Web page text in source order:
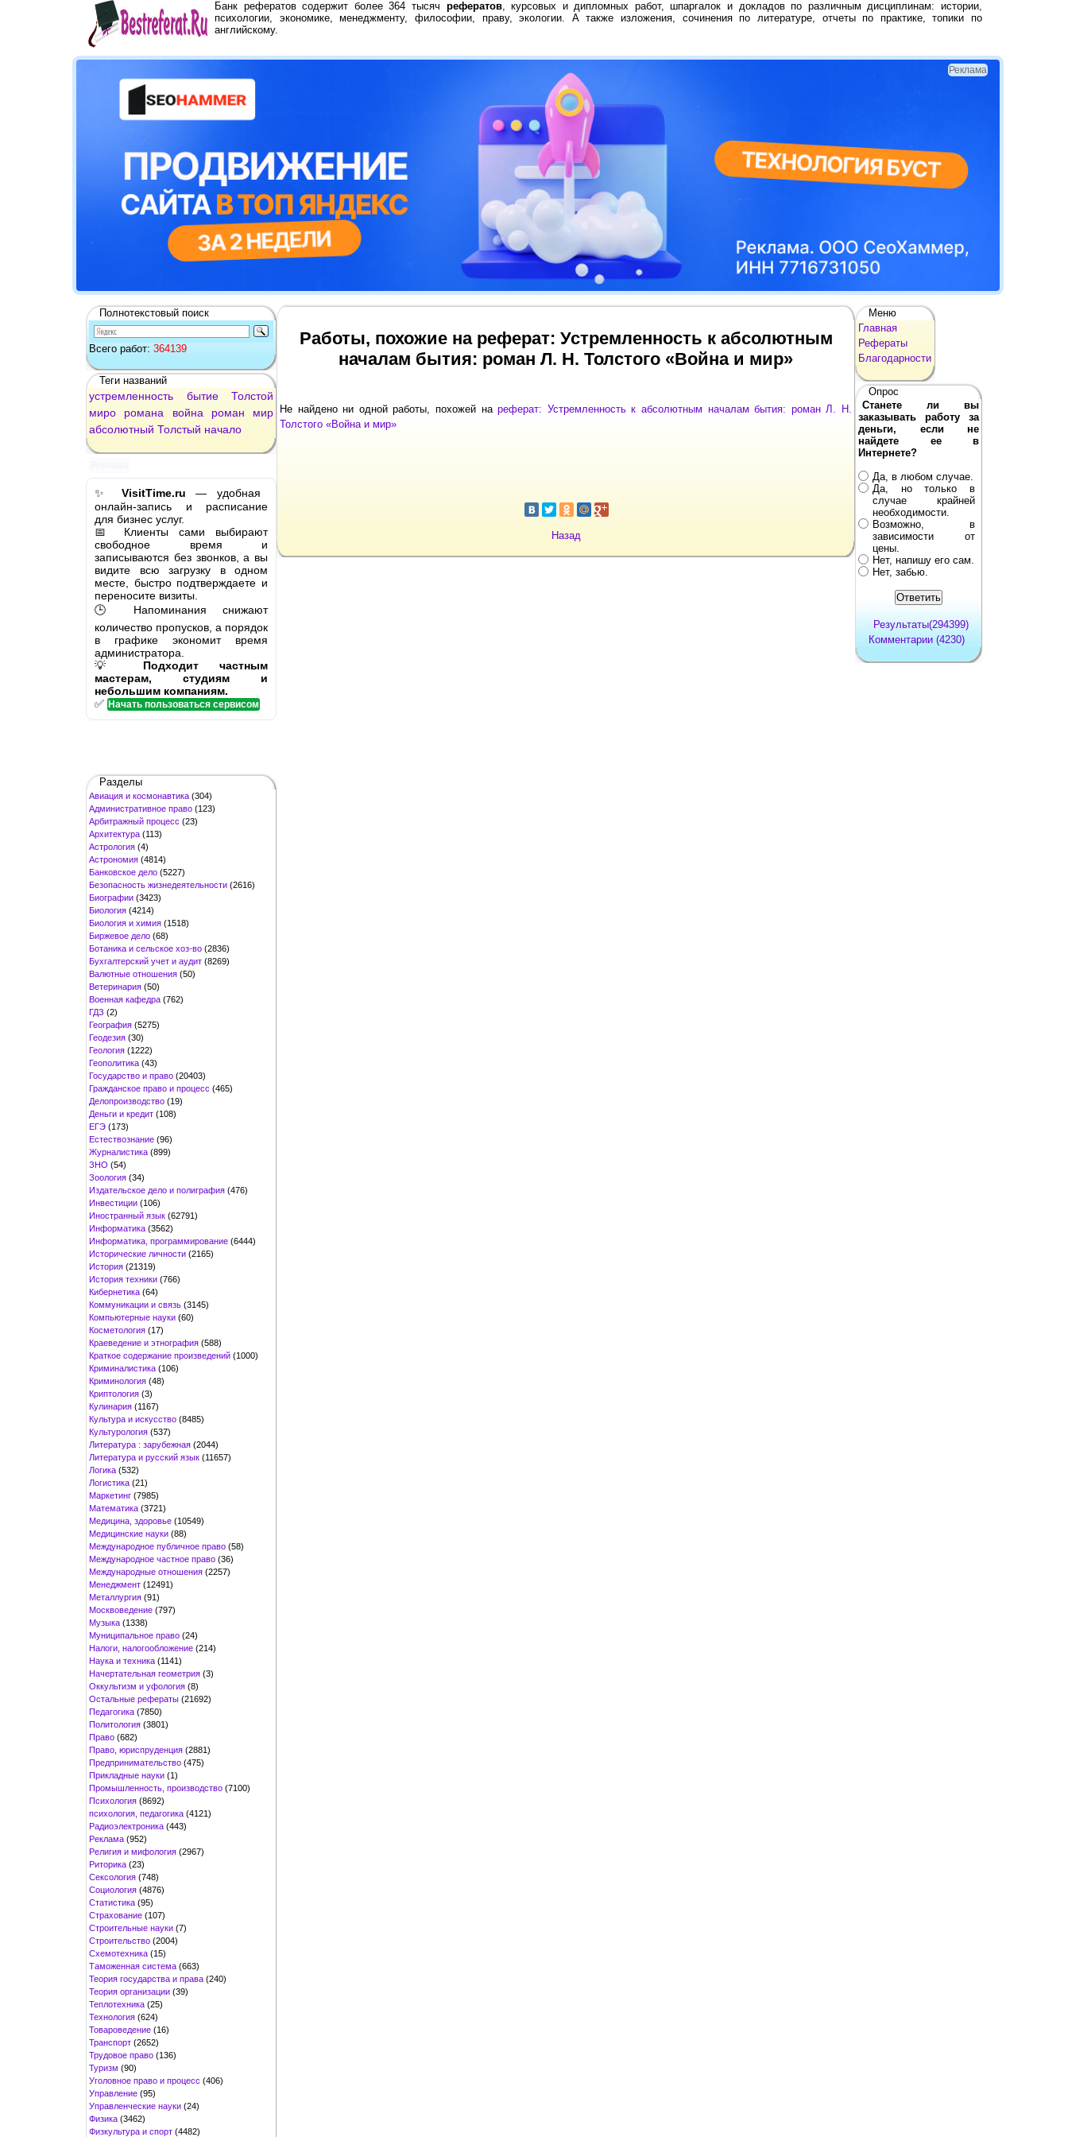
Банк рефератов содержит более 364 тысяч рефератов, курсовых и дипломных работ, шпаргалок и докладов по различным дисциплинам: истории,
психологии, экономике, менеджменту, философии, праву, экологии. А также изложения, сочинения по литературе, отчеты по практике, топики по
английскому.
Реклама
Полнотекстовый поиск
Всего работ: 364139
Теги названий
устремленность бытие
Толстой
миро
романа война роман
мир
абсолютный Толстый начало
✨ VisitTime.ru — удобная
онлайн-запись и расписание
для бизнес услуг.
📅 Клиенты сами выбирают
свободное время и
записываются без звонков, а вы
видите всю загрузку в одном
месте, быстро подтверждаете и
переносите визиты.
🕒 Напоминания снижают
количество пропусков, а порядок
в графике экономит время
администратора.
💡 Подходит частным
мастерам, студиям и
небольшим компаниям.
✅ Начать пользоваться сервисом
Разделы
Авиация и космонавтика (304)
Административное право (123)
Арбитражный процесс (23)
Архитектура (113)
Астрология (4)
Астрономия (4814)
Банковское дело (5227)
Безопасность жизнедеятельности (2616)
Биографии (3423)
Биология (4214)
Биология и химия (1518)
Биржевое дело (68)
Ботаника и сельское хоз-во (2836)
Бухгалтерский учет и аудит (8269)
Валютные отношения (50)
Ветеринария (50)
Военная кафедра (762)
ГДЗ (2)
География (5275)
Геодезия (30)
Геология (1222)
Геополитика (43)
Государство и право (20403)
Гражданское право и процесс (465)
Делопроизводство (19)
Деньги и кредит (108)
ЕГЭ (173)
Естествознание (96)
Журналистика (899)
ЗНО (54)
Зоология (34)
Издательское дело и полиграфия (476)
Инвестиции (106)
Иностранный язык (62791)
Информатика (3562)
Информатика, программирование (6444)
Исторические личности (2165)
История (21319)
История техники (766)
Кибернетика (64)
Коммуникации и связь (3145)
Компьютерные науки (60)
Косметология (17)
Краеведение и этнография (588)
Краткое содержание произведений (1000)
Криминалистика (106)
Криминология (48)
Криптология (3)
Кулинария (1167)
Культура и искусство (8485)
Культурология (537)
Литература : зарубежная (2044)
Литература и русский язык (11657)
Логика (532)
Логистика (21)
Маркетинг (7985)
Математика (3721)
Медицина, здоровье (10549)
Медицинские науки (88)
Международное публичное право (58)
Международное частное право (36)
Международные отношения (2257)
Менеджмент (12491)
Металлургия (91)
Москвоведение (797)
Музыка (1338)
Муниципальное право (24)
Налоги, налогообложение (214)
Наука и техника (1141)
Начертательная геометрия (3)
Оккультизм и уфология (8)
Остальные рефераты (21692)
Педагогика (7850)
Политология (3801)
Право (682)
Право, юриспруденция (2881)
Предпринимательство (475)
Прикладные науки (1)
Промышленность, производство (7100)
Психология (8692)
психология, педагогика (4121)
Радиоэлектроника (443)
Реклама (952)
Религия и мифология (2967)
Риторика (23)
Сексология (748)
Социология (4876)
Статистика (95)
Страхование (107)
Строительные науки (7)
Строительство (2004)
Схемотехника (15)
Таможенная система (663)
Теория государства и права (240)
Теория организации (39)
Теплотехника (25)
Технология (624)
Товароведение (16)
Транспорт (2652)
Трудовое право (136)
Туризм (90)
Уголовное право и процесс (406)
Управление (95)
Управленческие науки (24)
Физика (3462)
Физкультура и спорт (4482)
Работы, похожие на реферат: Устремленность к абсолютным
началам бытия: роман Л. Н. Толстого «Война и мир»
Не найдено ни одной работы, похожей нареферат: Устремленность к абсолютным началам бытия: роман Л. Н.
Толстого «Война и мир»
Назад
Меню
Главная
Рефераты
Благодарности
Опрос
Станете ли вы
заказывать работу за
деньги, если не
найдете ее в
Интернете?
Да, в любом случае.
Да, но только в
случае крайней
необходимости.
Возможно, в
зависимости от
цены.
Нет, напишу его сам.
Нет, забью.
Результаты(294399)
Комментарии (4230)